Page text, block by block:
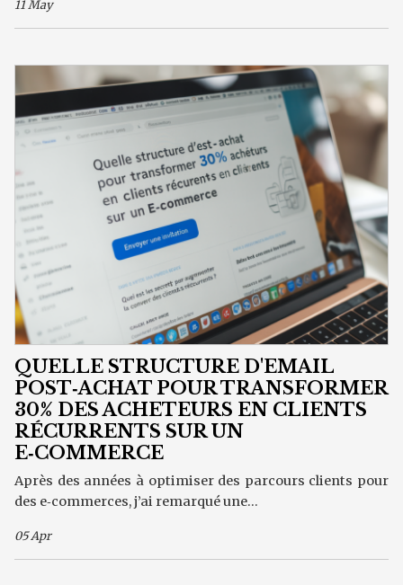
11 May
QUELLE STRUCTURE D'EMAIL
POST‑ACHAT POUR TRANSFORMER
30% DES ACHETEURS EN CLIENTS
RÉCURRENTS SUR UN
E‑COMMERCE
Après des années à optimiser des parcours clients pour
des e‑commerces, j’ai remarqué une...
05 Apr